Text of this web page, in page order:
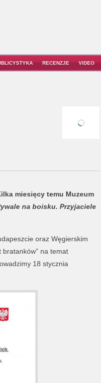
RECENZJE VIDEO
miesięcy temu Muzeum
na boisku. Przyjaciele
oraz Węgierskim
na temat
18 stycznia